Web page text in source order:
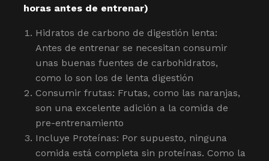
horas antes de entrenar)
Hidratos de carbono de digestión lenta:
Antes de entrenar se necesitan consumir
unas buenas fuentes de carbohidratos,
como lo son los de lenta digestión
Consumir frutas: Frutas, como las naranjas,
son una excelente adición a la comida de
pre-entrenamiento
Incluye Proteínas: Por supuesto, ninguna
comida está completa sin proteínas. Como la